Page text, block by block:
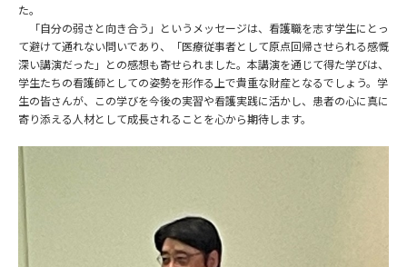
た。
「自分の弱さと向き合う」というメッセージは、看護職を志す学生にとっ
て避けて通れない問いであり、「医療従事者として原点回帰させられる感慨
深い講演だった」との感想も寄せられました。本講演を通じて得た学びは、
学生たちの看護師としての姿勢を形作る上で貴重な財産となるでしょう。学
生の皆さんが、この学びを今後の実習や看護実践に活かし、患者の心に真に
寄り添える人材として成長されることを心から期待します。